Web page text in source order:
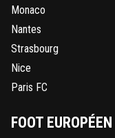
Monaco
Nantes
Strasbourg
Nice
Paris FC
FOOT EUROPÉEN